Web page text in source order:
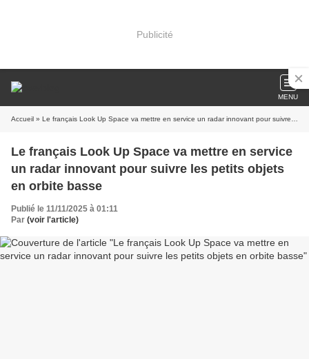
Publicité
MENU
Accueil » Le français Look Up Space va mettre en service un radar innovant pour suivre les petits objets en orbite basse
Le français Look Up Space va mettre en service
un radar innovant pour suivre les petits objets
en orbite basse
Publié le 11/11/2025 à 01:11
Par (voir l'article)